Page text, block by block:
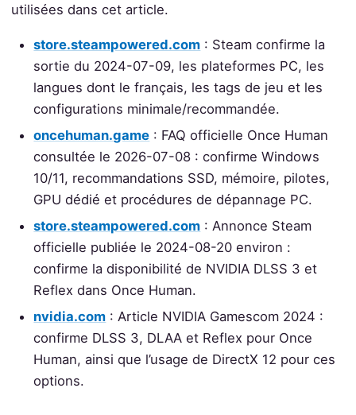
utilisées dans cet article.
store.steampowered.com : Steam confirme la
sortie du 2024-07-09, les plateformes PC, les
langues dont le français, les tags de jeu et les
configurations minimale/recommandée.
oncehuman.game : FAQ officielle Once Human
consultée le 2026-07-08 : confirme Windows
10/11, recommandations SSD, mémoire, pilotes,
GPU dédié et procédures de dépannage PC.
store.steampowered.com : Annonce Steam
officielle publiée le 2024-08-20 environ :
confirme la disponibilité de NVIDIA DLSS 3 et
Reflex dans Once Human.
nvidia.com : Article NVIDIA Gamescom 2024 :
confirme DLSS 3, DLAA et Reflex pour Once
Human, ainsi que l’usage de DirectX 12 pour ces
options.